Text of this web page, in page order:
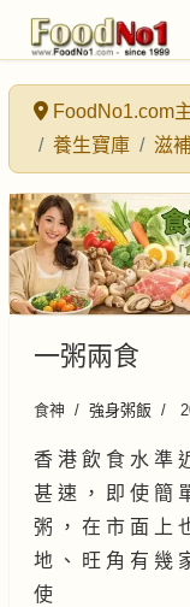
FoodNo1.com
養生寶庫
滋
一粥兩食
食神 強身粥飯
香 港 飲 食 水 準
甚 速 ， 即 使 簡
粥 ， 在 市 面 上
地 、 旺 角 有 幾
使